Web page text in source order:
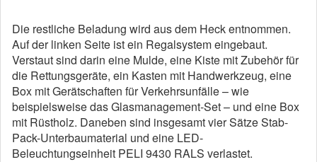
Die restliche Beladung wird aus dem Heck entnommen.
Auf der linken Seite ist ein Regalsystem eingebaut.
Verstaut sind darin eine Mulde, eine Kiste mit Zubehör für
die Rettungsgeräte, ein Kasten mit Handwerkzeug, eine
Box mit Gerätschaften für Verkehrsunfälle – wie
beispielsweise das Glasmanagement-Set – und eine Box
mit Rüstholz. Daneben sind insgesamt vier Sätze Stab-
Pack-Unterbaumaterial und eine LED-
Beleuchtungseinheit PELI 9430 RALS verlastet.